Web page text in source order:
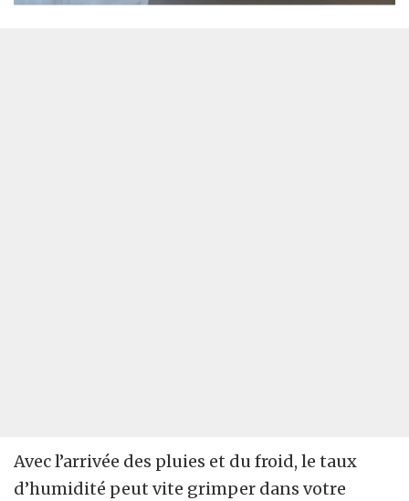
Avec l’arrivée des pluies et du froid, le taux
d’humidité peut vite grimper dans votre